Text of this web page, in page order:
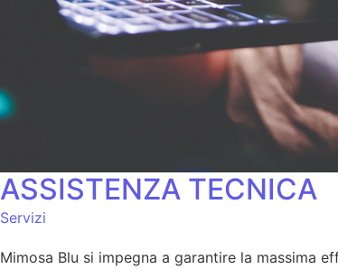
ASSISTENZA TECNICA
Servizi
Mimosa Blu si impegna a garantire la massima